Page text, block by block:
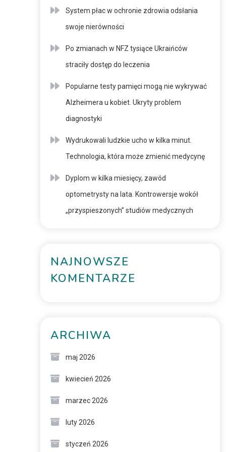
System płac w ochronie zdrowia odsłania
swoje nierówności
Po zmianach w NFZ tysiące Ukraińców
straciły dostęp do leczenia
Popularne testy pamięci mogą nie wykrywać
Alzheimera u kobiet. Ukryty problem
diagnostyki
Wydrukowali ludzkie ucho w kilka minut.
Technologia, która może zmienić medycynę
Dyplom w kilka miesięcy, zawód
optometrysty na lata. Kontrowersje wokół
„przyspieszonych” studiów medycznych
NAJNOWSZE
KOMENTARZE
ARCHIWA
maj 2026
kwiecień 2026
marzec 2026
luty 2026
styczeń 2026